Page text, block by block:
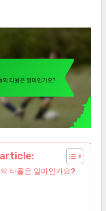
타율은 얼마인가요?